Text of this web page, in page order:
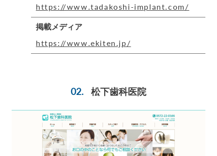
https://www.tadakoshi-implant.com/
掲載メディア
https://www.ekiten.jp/
松下歯科医院